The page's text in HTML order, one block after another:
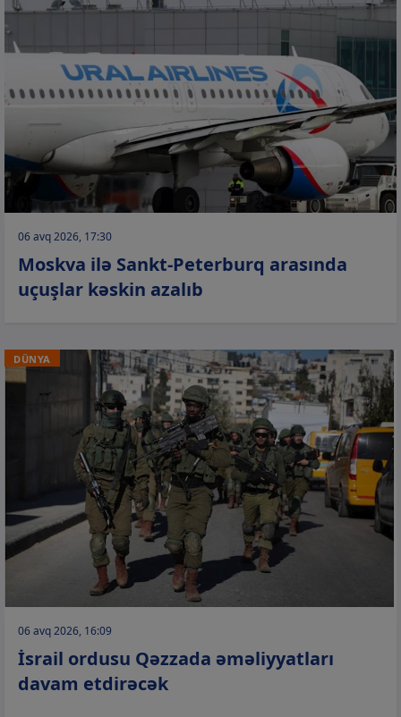
06 avq 2026, 17:30
Moskva ilə Sankt-Peterburq arasında
uçuşlar kəskin azalıb
DÜNYA
06 avq 2026, 16:09
İsrail ordusu Qəzzada əməliyyatları
davam etdirəcək